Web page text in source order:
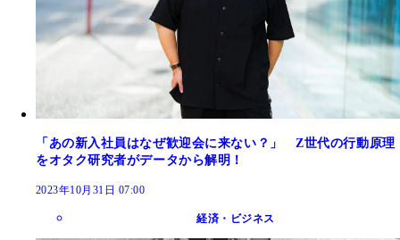
「あの新入社員はなぜ歓迎会に来ない？」 Z世代の行動原理
をオタク研究者がデータから解明！
2023年10月31日 07:00
経済・ビジネス